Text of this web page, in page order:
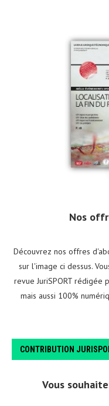
Nos
Découvrez nos offres
sur l'image ci dessus.
revue JuriSPORT rédigée
mais aussi 100%
CONTRIBUTION
Vous